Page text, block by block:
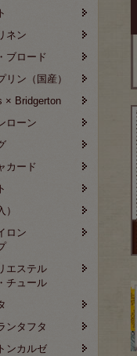
ネン
ブロード
リン（国産）
× Bridgerton
ローン
カード
ロン
エステル
チュール
ンタフタ
ンカルゼ